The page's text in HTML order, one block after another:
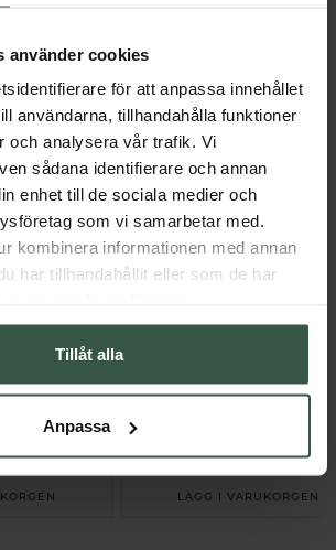
använder cookies
för att anpassa innehållet
användarna, tillhandahålla funktioner
och analysera vår trafik. Vi
sådana identifierare och annan
enhet till de sociala medier och
som vi samarbetar med.
kombinera informationen med annan
har tillhandahållit eller som de har
Tillåt alla
Anpassa
Får vi föreslå
köpte också
kr 498 kr 598 kr
LÄGG I VARUKORGEN